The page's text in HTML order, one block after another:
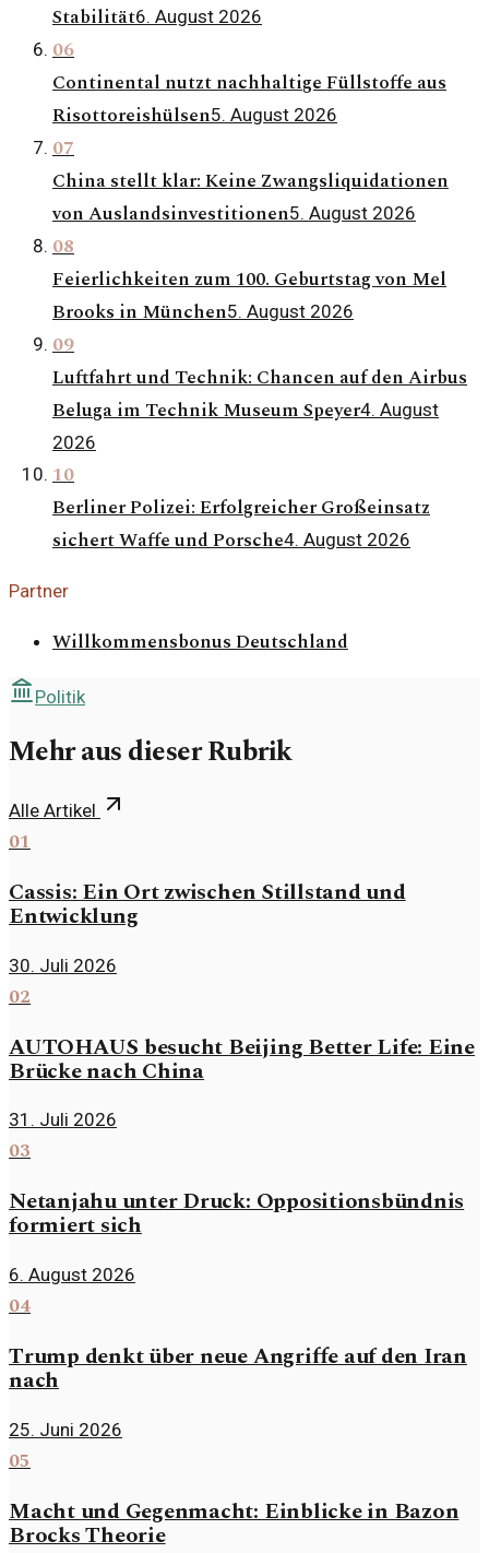
Stabilität6. August 2026
06
Continental nutzt nachhaltige Füllstoffe aus
Risottoreishülsen5. August 2026
07
China stellt klar: Keine Zwangsliquidationen
von Auslandsinvestitionen5. August 2026
08
Feierlichkeiten zum 100. Geburtstag von Mel
Brooks in München5. August 2026
09
Luftfahrt und Technik: Chancen auf den Airbus
Beluga im Technik Museum Speyer4. August
2026
10
Berliner Polizei: Erfolgreicher Großeinsatz
sichert Waffe und Porsche4. August 2026
Partner
Willkommensbonus Deutschland
Politik
Mehr aus dieser Rubrik
Alle Artikel
01
Cassis: Ein Ort zwischen Stillstand und
Entwicklung
30. Juli 2026
02
AUTOHAUS besucht Beijing Better Life: Eine
Brücke nach China
31. Juli 2026
03
Netanjahu unter Druck: Oppositionsbündnis
formiert sich
6. August 2026
04
Trump denkt über neue Angriffe auf den Iran
nach
25. Juni 2026
05
Macht und Gegenmacht: Einblicke in Bazon
Brocks Theorie